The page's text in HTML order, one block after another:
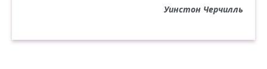
Уинстон Черчилль